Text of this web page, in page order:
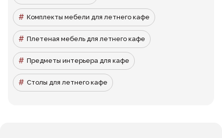
Комплекты мебели для летнего кафе
Плетеная мебель для летнего кафе
Предметы интерьера для кафе
Столы для летнего кафе